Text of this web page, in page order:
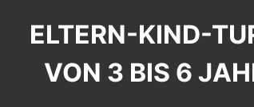
ELTERN-KIND-
VON 3 BIS 6